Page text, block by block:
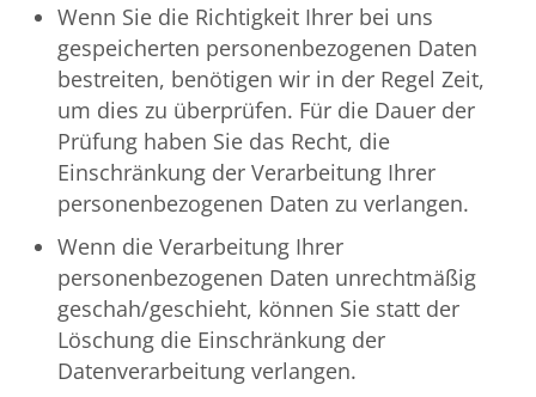
Wenn Sie die Richtigkeit Ihrer bei uns
gespeicherten personenbezogenen Daten
bestreiten, benötigen wir in der Regel Zeit,
um dies zu überprüfen. Für die Dauer der
Prüfung haben Sie das Recht, die
Einschränkung der Verarbeitung Ihrer
personenbezogenen Daten zu verlangen.
Wenn die Verarbeitung Ihrer
personenbezogenen Daten unrechtmäßig
geschah/geschieht, können Sie statt der
Löschung die Einschränkung der
Datenverarbeitung verlangen.